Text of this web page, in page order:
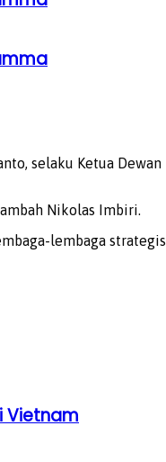
Vietnam
selaku Ketua Dewan
Nikolas Imbiri.
lembaga